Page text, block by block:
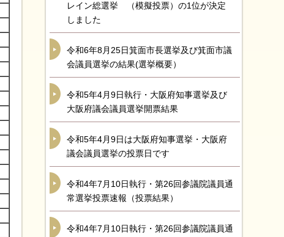
レイン総選挙 （模擬投票）の1位が決定
しました
令和6年8月25日箕面市長選挙及び箕面市議
会議員選挙の結果(選挙概要）
令和5年4月9日執行・大阪府知事選挙及び
大阪府議会議員選挙開票結果
令和5年4月9日は大阪府知事選挙・大阪府
議会議員選挙の投票日です
令和4年7月10日執行・第26回参議院議員通
常選挙投票速報（投票結果）
令和4年7月10日執行・第26回参議院議員通